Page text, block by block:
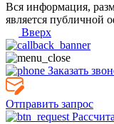
Вся информация,
является публичной
Вверх
Заказать
Отправить запрос